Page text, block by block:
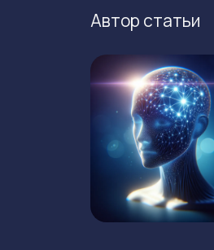
Автор статьи